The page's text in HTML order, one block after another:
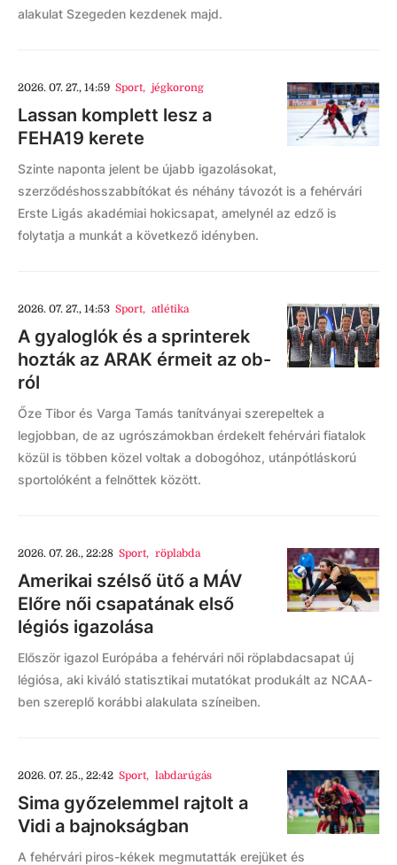
alakulat Szegeden kezdenek majd.
2026. 07. 27., 14:59 Sport, jégkorong
Lassan komplett lesz a
FEHA19 kerete
Szinte naponta jelent be újabb igazolásokat,
szerződéshosszabbítókat és néhány távozót is a fehérvári
Erste Ligás akadémiai hokicsapat, amelynél az edző is
folytatja a munkát a következő idényben.
2026. 07. 27., 14:53 Sport, atlétika
A gyaloglók és a sprinterek
hozták az ARAK érmeit az ob-
ról
Őze Tibor és Varga Tamás tanítványai szerepeltek a
legjobban, de az ugrószámokban érdekelt fehérvári fiatalok
közül is többen közel voltak a dobogóhoz, utánpótláskorú
sportolóként a felnőttek között.
2026. 07. 26., 22:28 Sport, röplabda
Amerikai szélső ütő a MÁV
Előre női csapatának első
légiós igazolása
Először igazol Európába a fehérvári női röplabdacsapat új
légiósa, aki kiváló statisztikai mutatókat produkált az NCAA-
ben szereplő korábbi alakulata színeiben.
2026. 07. 25., 22:42 Sport, labdarúgás
Sima győzelemmel rajtolt a
Vidi a bajnokságban
A fehérvári piros-kékek megmutatták erejüket és